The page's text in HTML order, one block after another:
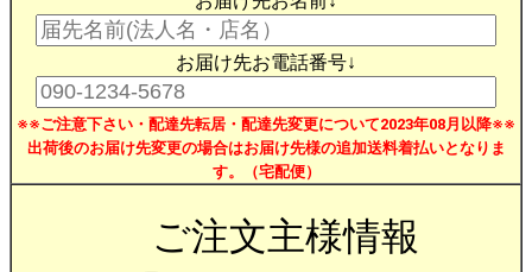
お届け先お電話番号↓
※※ご注意下さい・配達先転居・配達先変更について2023年08月以降※※
出荷後のお届け先変更の場合はお届け先様の追加送料着払いとなりま
す。（宅配便）
ご注文主様情報